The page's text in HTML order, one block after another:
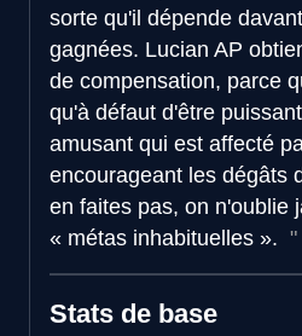
sorte qu'il dépende
gagnées. Lucian AP
de compensation, parce
qu'à défaut d'être
amusant qui est affecté
encourageant les dégâts
en faites pas, on n'oublie
« métas inhabituelles ».
Stats de base